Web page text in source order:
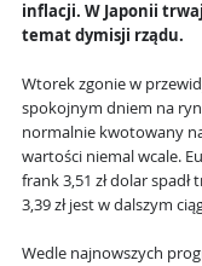
inflacji. W Japonii
temat dymisji rządu.
Wtorek zgonie w
spokojnym dniem na
normalnie kwotowany
wartości niemal wcale.
frank 3,51 zł dolar
3,39 zł jest w dalszym
Wedle najnowszych